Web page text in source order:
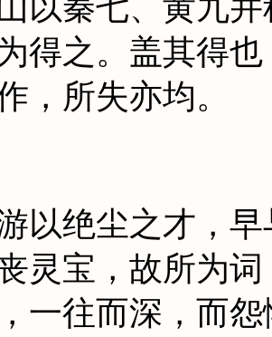
得之。盖其得
，所失亦均。
绝尘之才，早
灵宝，故所为
一往而深，而